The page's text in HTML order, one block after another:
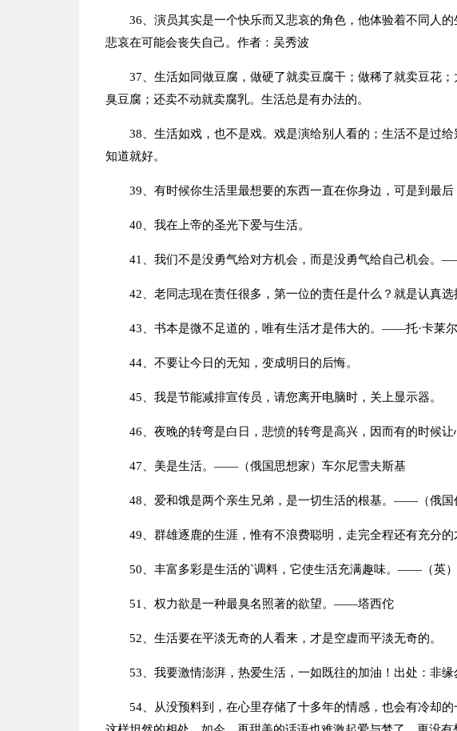
36、演员其实是一个快乐而又悲哀的角色，他体验着不同人
悲哀在可能会丧失自己。作者：吴秀波
37、生活如同做豆腐，做硬了就卖豆腐干；做稀了就卖豆花
臭豆腐；还卖不动就卖腐乳。生活总是有办法的。
38、生活如戏，也不是戏。戏是演给别人看的；生活不是过
知道就好。
39、有时候你生活里最想要的东西一直在你身边，可是到最后
40、我在上帝的圣光下爱与生活。
41、我们不是没勇气给对方机会，而是没勇气给自己机会。
42、老同志现在责任很多，第一位的责任是什么？就是认真选
43、书本是微不足道的，唯有生活才是伟大的。——托·卡莱尔
44、不要让今日的无知，变成明日的后悔。
45、我是节能减排宣传员，请您离开电脑时，关上显示器。
46、夜晚的转弯是白日，悲愤的转弯是高兴，因而有的时候让
47、美是生活。——（俄国思想家）车尔尼雪夫斯基
48、爱和饿是两个亲生兄弟，是一切生活的根基。——（俄国
49、群雄逐鹿的生涯，惟有不浪费聪明，走完全程还有充分的
50、丰富多彩是生活的`调料，它使生活充满趣味。——（英）
51、权力欲是一种最臭名照著的欲望。——塔西佗
52、生活要在平淡无奇的人看来，才是空虚而平淡无奇的。
53、我要激情澎湃，热爱生活，一如既往的加油！出处：非缘
54、从没预料到，在心里存储了十多年的情感，也会有冷却